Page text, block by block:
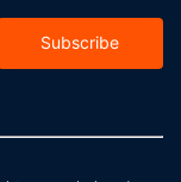
Subscribe